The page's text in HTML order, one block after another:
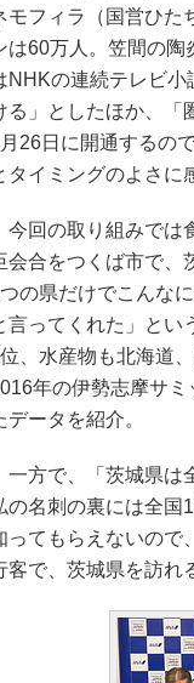
モフィラ（国営ひた
は60万人。笠間の
NHKの連続テレビ
る」としたほか、「
26日に開通するの
タイミングのよさに
今回の取り組みでは
会合をつくば市で、
の県だけでこんな
言ってくれた」とい
、水産物も北海道
年の伊勢志摩サ
データを紹介。
一方で、「茨城県は
の名刺の裏には全国
ってもらえないので
客で、茨城県を訪れ